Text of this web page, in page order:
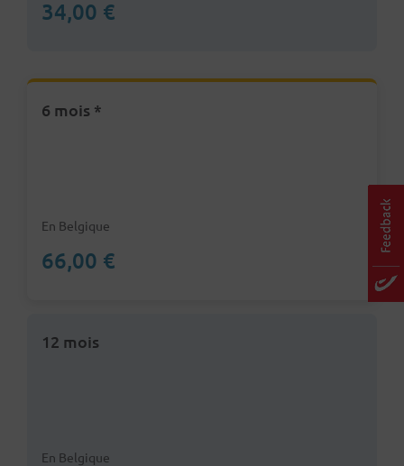
34,00 €
6 mois *
En Belgique
66,00 €
12 mois
En Belgique